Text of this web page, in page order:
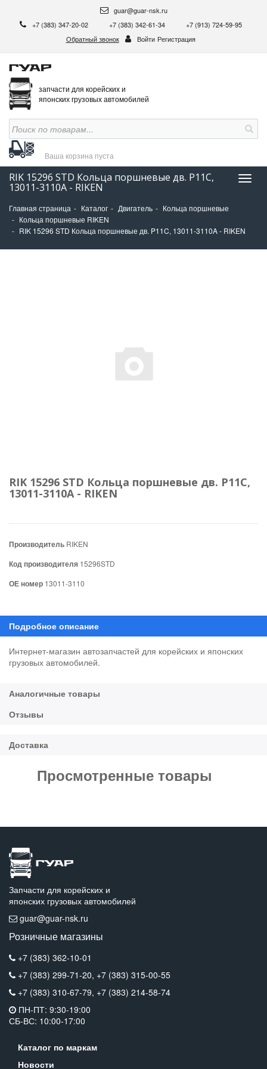
guar@guar-nsk.ru
+7 (383) 347-20-02
+7 (383) 342-61-34
+7 (913) 724-59-95
Обратный звонок
Войти Регистрация
запчасти для корейских и
японских грузовых автомобилей
Ваша корзина пуста
RIK 15296 STD Кольца поршневые дв. P11C,
13011-3110A - RIKEN
Главная страница Каталог Двигатель
Кольца поршневые
Кольца поршневые RIKEN
RIK 15296 STD Кольца поршневые дв. P11C, 13011-3110A - RIKEN
RIK 15296 STD Кольца поршневые дв. P11C,
13011-3110A - RIKEN
Производитель RIKEN
Код производителя 15296STD
ОЕ номер 13011-3110
Интернет-магазин автозапчастей для корейских и японских
грузовых автомобилей.
Просмотренные товары
Запчасти для корейских и
японских грузовых автомобилей
guar@guar-nsk.ru
Розничные магазины
+7 (383) 362-10-01
+7 (383) 299-71-20, +7 (383) 315-00-55
+7 (383) 310-67-79, +7 (383) 214-58-74
ПН-ПТ: 9:30-19:00
СБ-ВС: 10:00-17:00
Каталог по маркам
Новости